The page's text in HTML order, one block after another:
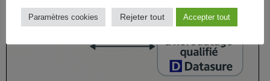
Paramètres cookies Rejeter tout Accepter tout